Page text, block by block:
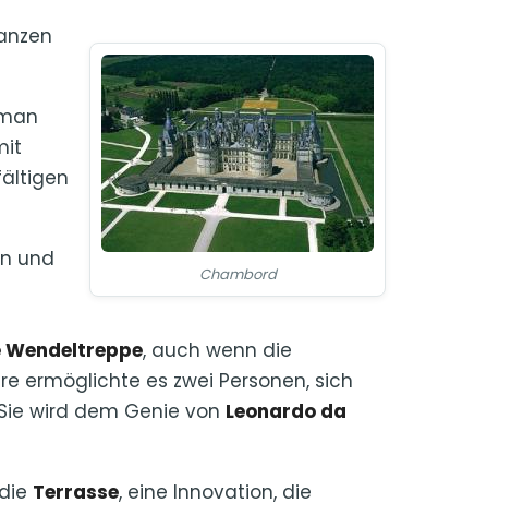
Chambord
und
, auch wenn die
ermöglichte es zwei Personen, sich
wird dem Genie von Leonardo da
Terrasse, eine Innovation, die